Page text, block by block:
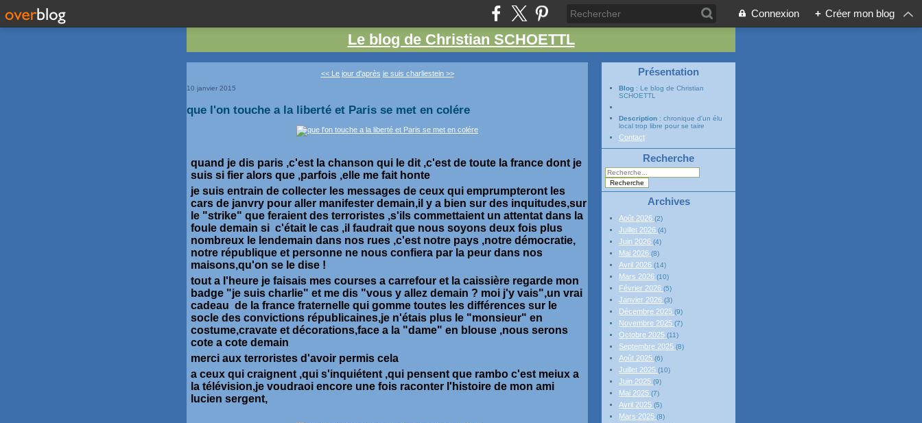
Connexion + Créer mon blog
Le blog de Christian SCHOETTL
<< Le jour d'après je suis charliestein >>
10 janvier 2015
que l'on touche a la liberté et Paris se met en colére
quand je dis paris ,c'est la chanson qui le dit ,c'est de toute la france dont je
suis si fier alors que ,parfois ,elle me fait honte
je suis entrain de collecter les messages de ceux qui emprumpteront les
cars de janvry pour aller manifester demain,il y a bien sur des inquitudes,sur
le "strike" que feraient des terroristes ,s'ils commettaient un attentat dans la
foule demain si c'était le cas ,il faudrait que nous soyons deux fois plus
nombreux le lendemain dans nos rues ,c'est notre pays ,notre démocratie,
notre république et personne ne nous confiera par la peur dans nos
maisons,qu'on se le dise !
tout a l'heure je faisais mes courses a carrefour et la caissière regarde mon
badge "je suis charlie" et me dis "vous y allez demain ? moi j'y vais",un vrai
cadeau de la france fraternelle qui gomme toutes les différences sur le
socle des convictions républicaines,je n'étais plus le "monsieur" en
costume,cravate et décorations,face a la "dame" en blouse ,nous serons
cote a cote demain
merci aux terroristes d'avoir permis cela
a ceux qui craignent ,qui s'inquiétent ,qui pensent que rambo c'est meiux a
la télévision,je voudraoi encore une fois raconter l'histoire de mon ami
lucien sergent,
Présentation
Blog : Le blog de Christian
SCHOETTL
Description : chronique d'un élu
local trop libre pour se taire
Contact
Recherche
Archives
Août 2026 (2)
Juillet 2026 (4)
Juin 2026 (4)
Mai 2026 (8)
Avril 2026 (14)
Mars 2026 (10)
Février 2026 (5)
Janvier 2026 (3)
Décembre 2025 (9)
Novembre 2025 (7)
Octobre 2025 (11)
Septembre 2025 (8)
Août 2025 (6)
Juillet 2025 (10)
Juin 2025 (9)
Mai 2025 (7)
Avril 2025 (5)
Mars 2025 (8)